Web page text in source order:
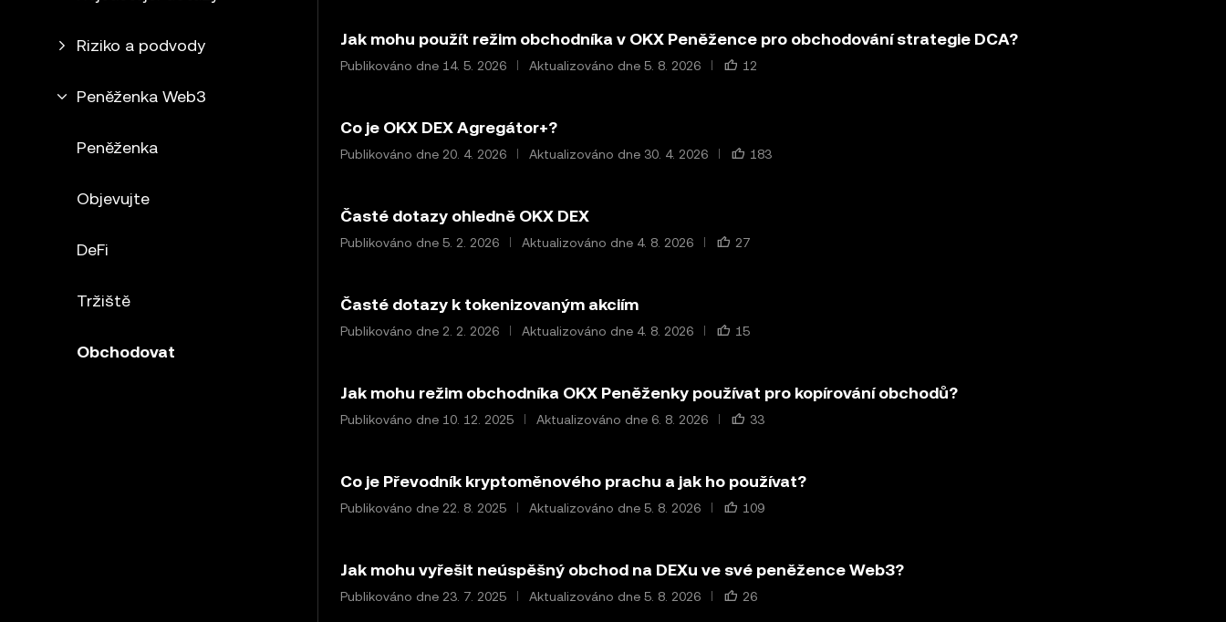
Riziko a podvody
Peněženka Web3
Peněženka
Objevujte
DeFi
Tržiště
Obchodovat
Jak mohu použít režim obchodníka v OKX Peněžence pro obchodování strategie DCA?
Publikováno dne 14. 5. 2026 Aktualizováno dne 5. 8. 2026 12
Co je OKX DEX Agregátor+?
Publikováno dne 20. 4. 2026 Aktualizováno dne 30. 4. 2026 183
Časté dotazy ohledně OKX DEX
Publikováno dne 5. 2. 2026 Aktualizováno dne 4. 8. 2026 27
Časté dotazy k tokenizovaným akciím
Publikováno dne 2. 2. 2026 Aktualizováno dne 4. 8. 2026 15
Jak mohu režim obchodníka OKX Peněženky používat pro kopírování obchodů?
Publikováno dne 10. 12. 2025 Aktualizováno dne 6. 8. 2026 33
Co je Převodník kryptoměnového prachu a jak ho používat?
Publikováno dne 22. 8. 2025 Aktualizováno dne 5. 8. 2026 109
Jak mohu vyřešit neúspěšný obchod na DEXu ve své peněžence Web3?
Publikováno dne 23. 7. 2025 Aktualizováno dne 5. 8. 2026 26